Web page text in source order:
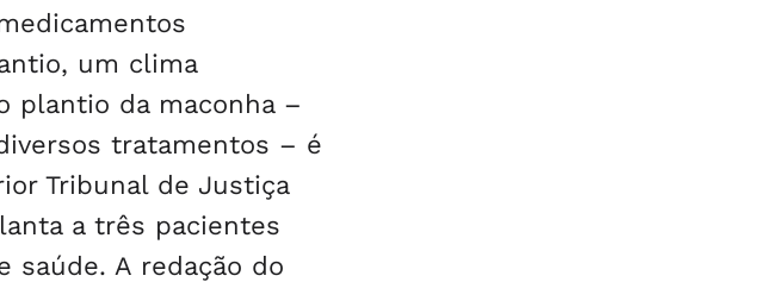
um clima
plantio da maconha –
tratamentos – é
Tribunal de Justiça
a três pacientes
saúde. A redação do